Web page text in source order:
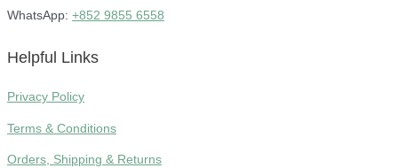
WhatsApp: +852 9855 6558
Helpful Links
Privacy Policy
Terms & Conditions
Orders, Shipping & Returns